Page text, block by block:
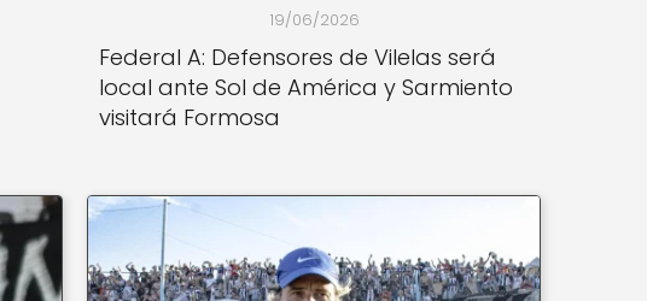
19/06/2026
Federal A: Defensores de Vilelas será
local ante Sol de América y Sarmiento
visitará Formosa